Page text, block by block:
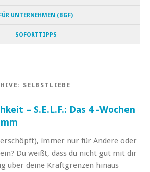
UNTERNEHMEN (BGF)
SOFORTTIPPS
SELBSTLIEBE
– S.E.L.F.: Das 4 -Wochen
immer nur für Andere oder
Du weißt, dass du nicht gut mit dir
über deine Kraftgrenzen hinaus